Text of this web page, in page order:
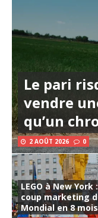
Le pari
vendre
qu’un
2 AOÛT 2026 0
LEGO à New York
coup marketing
Mondial en 8 mois